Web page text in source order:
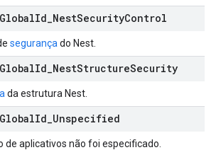
GlobalId NestSecurityControl
segurança do Nest.
GlobalId NestStructureSecurity
da estrutura Nest.
GlobalId Unspecified
de aplicativos não foi especificado.